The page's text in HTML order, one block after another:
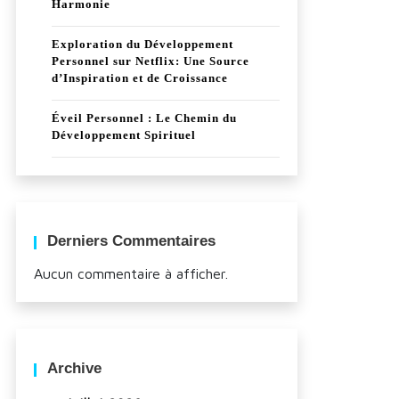
Harmonie
Exploration du Développement
Personnel sur Netflix: Une Source
d’Inspiration et de Croissance
Éveil Personnel : Le Chemin du
Développement Spirituel
Derniers Commentaires
Aucun commentaire à afficher.
Archive